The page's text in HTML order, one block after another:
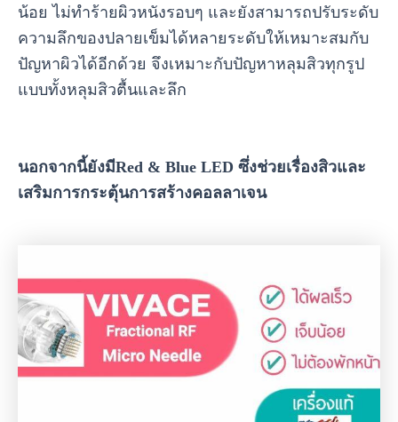
น้อย ไม่ทำร้ายผิวหนังรอบๆ และยังสามารถปรับระดับ
ความลึกของปลายเข็มได้หลายระดับให้เหมาะสมกับ
ปัญหาผิวได้อีกด้วย จึงเหมาะกับปัญหาหลุมสิวทุกรูป
แบบทั้งหลุมสิวตื้นและลึก
นอกจากนี้ยังมีRed & Blue LED ซึ่งช่วยเรื่องสิวและ
เสริมการกระตุ้นการสร้างคอลลาเจน